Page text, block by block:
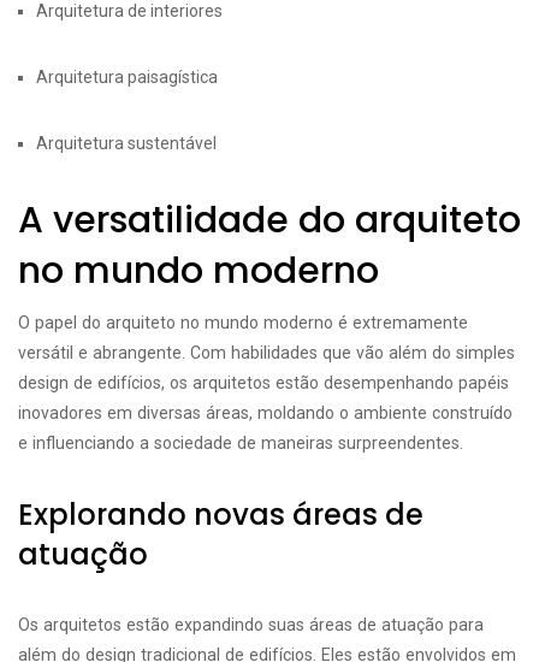
Arquitetura de interiores
Arquitetura paisagística
Arquitetura sustentável
A versatilidade do arquiteto
no mundo moderno
O papel do arquiteto no mundo moderno é extremamente
versátil e abrangente. Com habilidades que vão além do simples
design de edifícios, os arquitetos estão desempenhando papéis
inovadores em diversas áreas, moldando o ambiente construído
e influenciando a sociedade de maneiras surpreendentes.
Explorando novas áreas de
atuação
Os arquitetos estão expandindo suas áreas de atuação para
além do design tradicional de edifícios. Eles estão envolvidos em